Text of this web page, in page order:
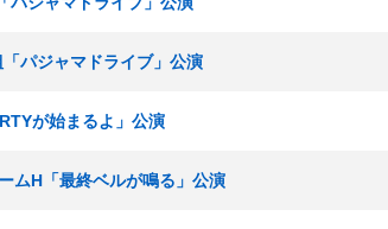
パジャマドライブ」公演
が始まるよ」公演
ムH「最終ベルが鳴る」公演